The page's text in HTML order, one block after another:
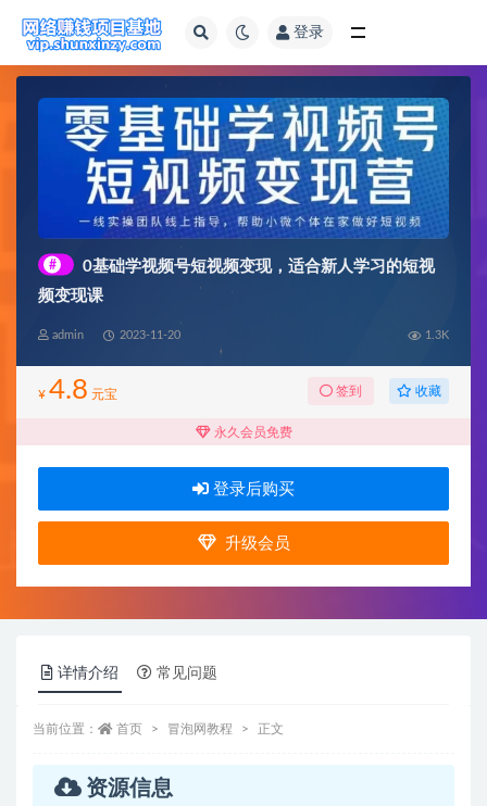
登录
#
0基础学视频号短视频变现，适合新人学习的短视
频变现课
admin 2023-11-20 1.3K
¥ 4.8 元宝 签到 收藏
永久会员免费
登录后购买
升级会员
详情介绍 常见问题
当前位置： 首页 冒泡网教程 正文
资源信息